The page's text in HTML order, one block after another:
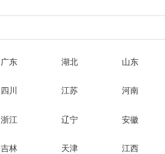
广东 湖北 山东
四川 江苏 河南
浙江 辽宁 安徽
吉林 天津 江西